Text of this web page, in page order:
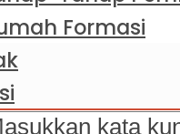
Formasi